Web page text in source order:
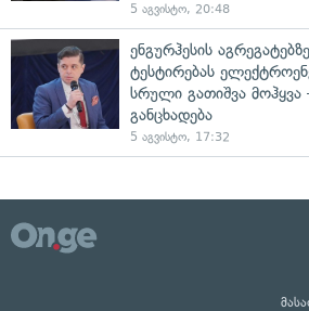
5 აგვისტო, 20:48
ენგურჰესის
ტესტირებას
სრული გათიშვა მოჰყვა
განცხადება
5 აგვისტო, 17:32